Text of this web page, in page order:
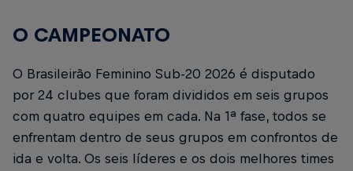
O CAMPEONATO
O Brasileirão Feminino Sub-20 2026 é disputado
por 24 clubes que foram divididos em seis grupos
com quatro equipes em cada. Na 1ª fase, todos se
enfrentam dentro de seus grupos em confrontos de
ida e volta. Os seis líderes e os dois melhores times